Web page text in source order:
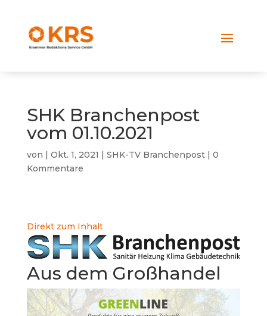
SHK Branchenpost
vom 01.10.2021
von | Okt. 1, 2021 | SHK-TV Branchenpost| 0
Kommentare
Direkt zum Inhalt
Aus dem Großhandel